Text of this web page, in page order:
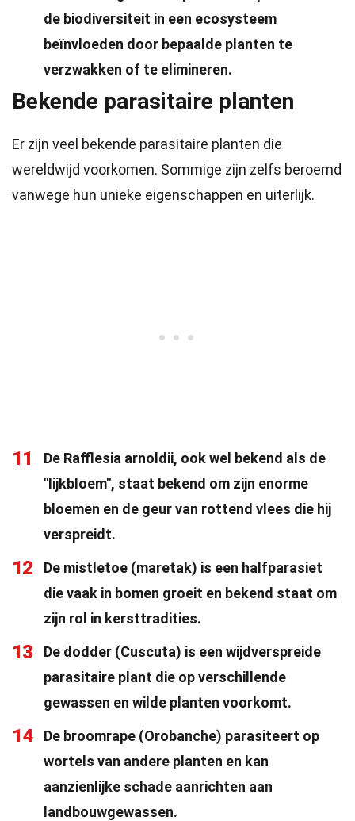
de biodiversiteit in een ecosysteem
beïnvloeden door bepaalde planten te
verzwakken of te elimineren.
Bekende parasitaire planten
Er zijn veel bekende parasitaire planten die
wereldwijd voorkomen. Sommige zijn zelfs beroemd
vanwege hun unieke eigenschappen en uiterlijk.
11
De Rafflesia arnoldii, ook wel bekend als de
"lijkbloem", staat bekend om zijn enorme
bloemen en de geur van rottend vlees die hij
verspreidt.
12
De mistletoe (maretak) is een halfparasiet
die vaak in bomen groeit en bekend staat om
zijn rol in kersttradities.
13
De dodder (Cuscuta) is een wijdverspreide
parasitaire plant die op verschillende
gewassen en wilde planten voorkomt.
14
De broomrape (Orobanche) parasiteert op
wortels van andere planten en kan
aanzienlijke schade aanrichten aan
landbouwgewassen.